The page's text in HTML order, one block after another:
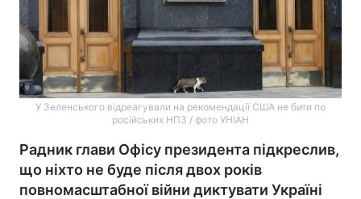
У Зеленського відреагували на рекомендації США не бити по
російських НПЗ / фото УНІАН
Радник глави Офісу президента підкреслив,
що ніхто не буде після двох років
повномасштабної війни диктувати Україні